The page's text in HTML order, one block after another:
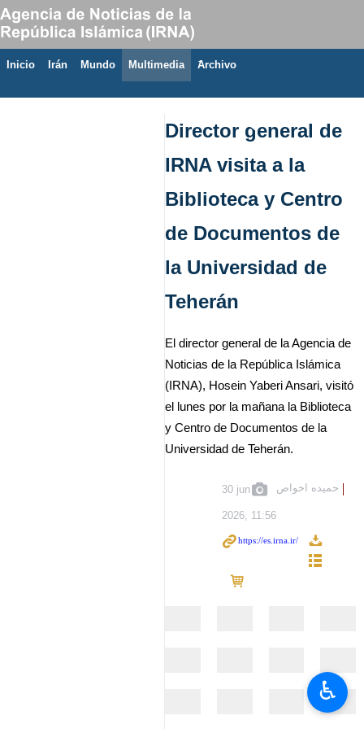
Inicio Irán Mundo Multimedia َArchivo
Director general de
IRNA visita a la
Biblioteca y Centro
de Documentos de
la Universidad de
Teherán
El director general de la Agencia de
Noticias de la República Islámica
(IRNA), Hosein Yaberi Ansari, visitó
el lunes por la mañana la Biblioteca
y Centro de Documentos de la
Universidad de Teherán.
حمیده اخواص 30 jun
2026, 11:56
♿︎